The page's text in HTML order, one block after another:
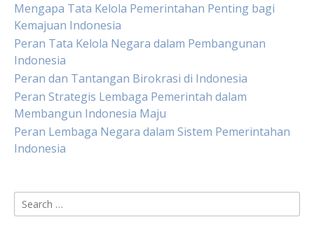
Mengapa Tata Kelola Pemerintahan Penting bagi
Kemajuan Indonesia
Peran Tata Kelola Negara dalam Pembangunan
Indonesia
Peran dan Tantangan Birokrasi di Indonesia
Peran Strategis Lembaga Pemerintah dalam
Membangun Indonesia Maju
Peran Lembaga Negara dalam Sistem Pemerintahan
Indonesia
Search
for: